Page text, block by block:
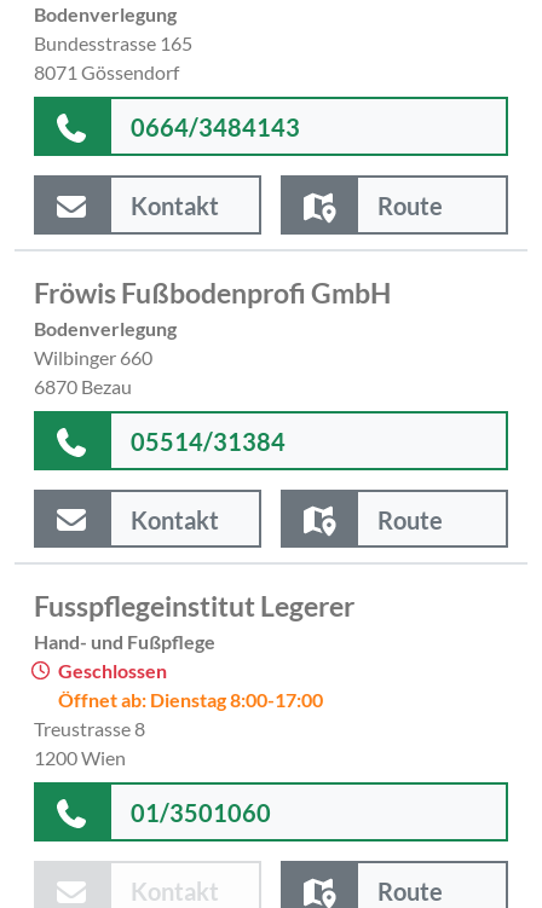
Bodenverlegung
Bundesstrasse 165
8071 Gössendorf
0664/3484143
Kontakt Route
Fröwis Fußbodenprofi GmbH
Bodenverlegung
Wilbinger 660
6870 Bezau
05514/31384
Kontakt Route
Fusspflegeinstitut Legerer
Hand- und Fußpflege
Geschlossen
Öffnet ab: Dienstag 8:00-17:00
Treustrasse 8
1200 Wien
01/3501060
Kontakt Route